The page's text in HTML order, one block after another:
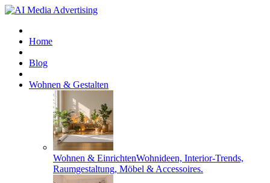
Home
Blog
Wohnen & Gestalten
Wohnen & EinrichtenWohnideen, Interior-Trends,
Raumgestaltung, Möbel & Accessoires.